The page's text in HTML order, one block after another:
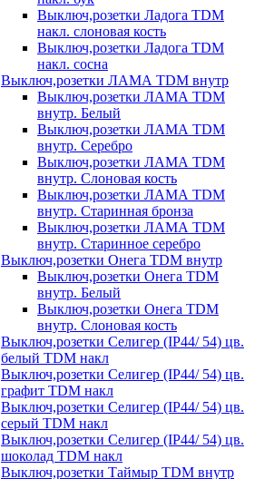
Выключ,розетки Ладога TDM
накл. слоновая кость
Выключ,розетки Ладога TDM
накл. сосна
Выключ,розетки ЛАМА TDM внутр
Выключ,розетки ЛАМА TDM
внутр. Белый
Выключ,розетки ЛАМА TDM
внутр. Серебро
Выключ,розетки ЛАМА TDM
внутр. Слоновая кость
Выключ,розетки ЛАМА TDM
внутр. Старинная бронза
Выключ,розетки ЛАМА TDM
внутр. Старинное серебро
Выключ,розетки Онега TDM внутр
Выключ,розетки Онега TDM
внутр. Белый
Выключ,розетки Онега TDM
внутр. Слоновая кость
Выключ,розетки Селигер (IP44/ 54) цв.
белый TDM накл
Выключ,розетки Селигер (IP44/ 54) цв.
графит TDM накл
Выключ,розетки Селигер (IP44/ 54) цв.
серый TDM накл
Выключ,розетки Селигер (IP44/ 54) цв.
шоколад TDM накл
Выключ,розетки Таймыр TDM внутр